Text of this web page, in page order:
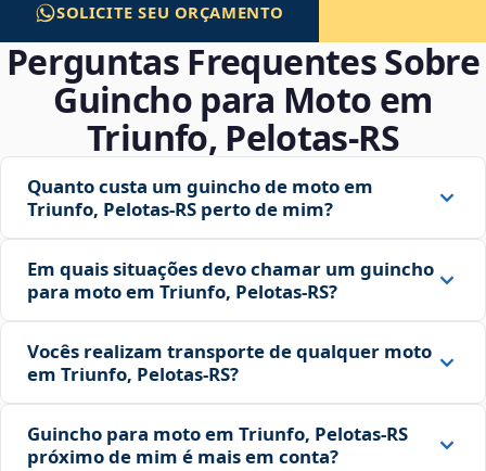
SOLICITE SEU ORÇAMENTO
Perguntas Frequentes Sobre
Guincho para Moto em
Triunfo, Pelotas‑RS
Quanto custa um guincho de moto em
Triunfo, Pelotas‑RS perto de mim?
Em quais situações devo chamar um guincho
para moto em Triunfo, Pelotas‑RS?
Vocês realizam transporte de qualquer moto
em Triunfo, Pelotas‑RS?
Guincho para moto em Triunfo, Pelotas‑RS
próximo de mim é mais em conta?